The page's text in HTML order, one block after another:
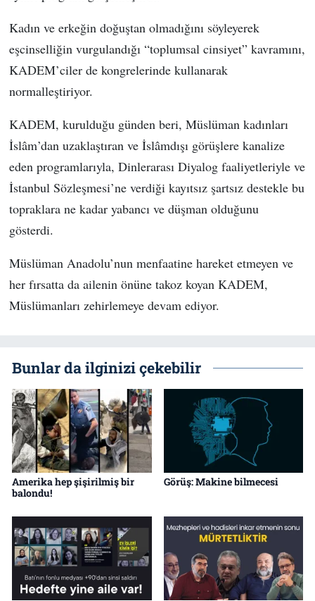
Kadın ve erkeğin doğuştan olmadığını söyleyerek
eşcinselliğin vurgulandığı “toplumsal cinsiyet” kavramını,
KADEM’ciler de kongrelerinde kullanarak
normalleştiriyor.
KADEM, kurulduğu günden beri, Müslüman kadınları
İslâm’dan uzaklaştıran ve İslâmdışı görüşlere kanalize
eden programlarıyla, Dinlerarası Diyalog faaliyetleriyle ve
İstanbul Sözleşmesi’ne verdiği kayıtsız şartsız destekle bu
topraklara ne kadar yabancı ve düşman olduğunu
gösterdi.
Müslüman Anadolu’nun menfaatine hareket etmeyen ve
her fırsatta da ailenin önüne takoz koyan KADEM,
Müslümanları zehirlemeye devam ediyor.
Bunlar da ilginizi çekebilir
Amerika hep şişirilmiş bir
balondu!
Görüş: Makine bilmecesi